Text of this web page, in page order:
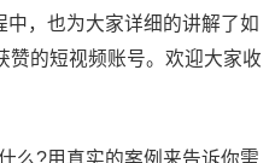
，也为大家详细的讲解了如
赞的短视频账号。欢迎大家收
?用真实的案例来告诉你需